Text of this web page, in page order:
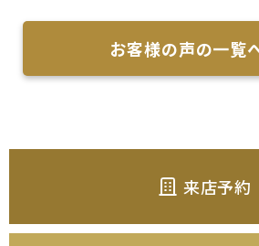
お客様の声の一覧
来店予約